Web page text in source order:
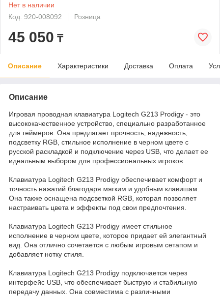
Нет в наличии
Код: 920-008092
Розница
45 050 ₸
Описание Характеристики Доставка Оплата
Описание
Игровая проводная клавиатура Logitech G213 Prodigy - это
высококачественное устройство, специально разработанное
для геймеров. Она предлагает прочность, надежность,
подсветку RGB, стильное исполнение в черном цвете с
русской раскладкой и подключение через USB, что делает ее
идеальным выбором для профессиональных игроков.
Клавиатура Logitech G213 Prodigy обеспечивает комфорт и
точность нажатий благодаря мягким и удобным клавишам.
Она также оснащена подсветкой RGB, которая позволяет
настраивать цвета и эффекты под свои предпочтения.
Клавиатура Logitech G213 Prodigy имеет стильное
исполнение в черном цвете, которое придает ей элегантный
вид. Она отлично сочетается с любым игровым сетапом и
добавляет нотку стиля.
Клавиатура Logitech G213 Prodigy подключается через
интерфейс USB, что обеспечивает быструю и стабильную
передачу данных. Она совместима с различными